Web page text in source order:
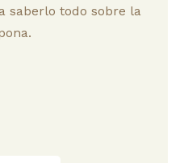
saberlo todo sobre la